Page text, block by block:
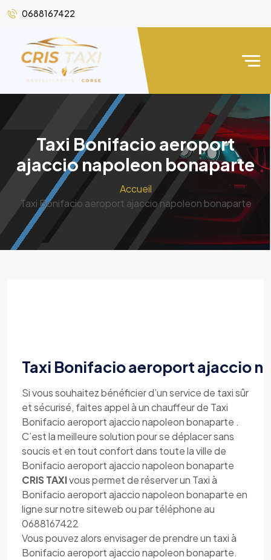
0688167422
Taxi Bonifacio aeroport
ajaccio napoleon bonaparte
Accueil
Taxi Bonifacio aeroport ajaccio napoleon bonaparte
Taxi Bonifacio aeroport ajaccio
Si vous souhaitez bénéficier d’un service de taxi sûr
et sécurisé, faites appel à un chauffeur de Taxi
Bonifacio aeroport ajaccio napoleon bonaparte .
C’est la meilleure solution pour se déplacer sans
soucis et en tout confort dans toute la ville de
Bonifacio aeroport ajaccio napoleon bonaparte
CRIS TAXIvous permet de réserver un Taxi à
Bonifacio aeroport ajaccio napoleon bonaparte en
ligne sur notre siteweb ou par téléphone au
0688167422
Vous pouvez alors envisager de prendre un taxi à
Bonifacio aeroport ajaccio napoleon bonaparte.